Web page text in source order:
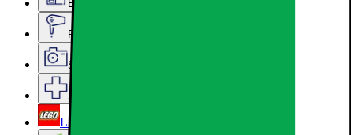
Epoq køkken & bryggers
Personlig pleje, Skønhed & Velvære
Sport, Fritid & Hobby
Services & tilbehør
LEGO